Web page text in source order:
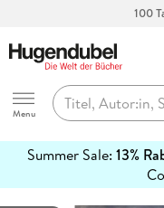
100
Hugendubel
Menu
Summer Sale: 13%
erfahren